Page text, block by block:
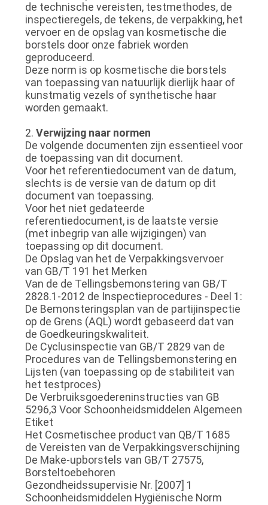
de technische vereisten, testmethodes, de
inspectieregels, de tekens, de verpakking, het
vervoer en de opslag van kosmetische die
borstels door onze fabriek worden
geproduceerd.
Deze norm is op kosmetische die borstels
van toepassing van natuurlijk dierlijk haar of
kunstmatig vezels of synthetische haar
worden gemaakt.
2. Verwijzing naar normen
De volgende documenten zijn essentieel voor
de toepassing van dit document.
Voor het referentiedocument van de datum,
slechts is de versie van de datum op dit
document van toepassing.
Voor het niet gedateerde
referentiedocument, is de laatste versie
(met inbegrip van alle wijzigingen) van
toepassing op dit document.
De Opslag van het de Verpakkingsvervoer
van GB/T 191 het Merken
Van de de Tellingsbemonstering van GB/T
2828.1-2012 de Inspectieprocedures - Deel 1:
De Bemonsteringsplan van de partijinspectie
op de Grens (AQL) wordt gebaseerd dat van
de Goedkeuringskwaliteit.
De Cyclusinspectie van GB/T 2829 van de
Procedures van de Tellingsbemonstering en
Lijsten (van toepassing op de stabiliteit van
het testproces)
De Verbruiksgoedereninstructies van GB
5296,3 Voor Schoonheidsmiddelen Algemeen
Etiket
Het Cosmetischee product van QB/T 1685
de Vereisten van de Verpakkingsverschijning
De Make-upborstels van GB/T 27575,
Borsteltoebehoren
Gezondheidssupervisie Nr. [2007] 1
Schoonheidsmiddelen Hygiënische Norm